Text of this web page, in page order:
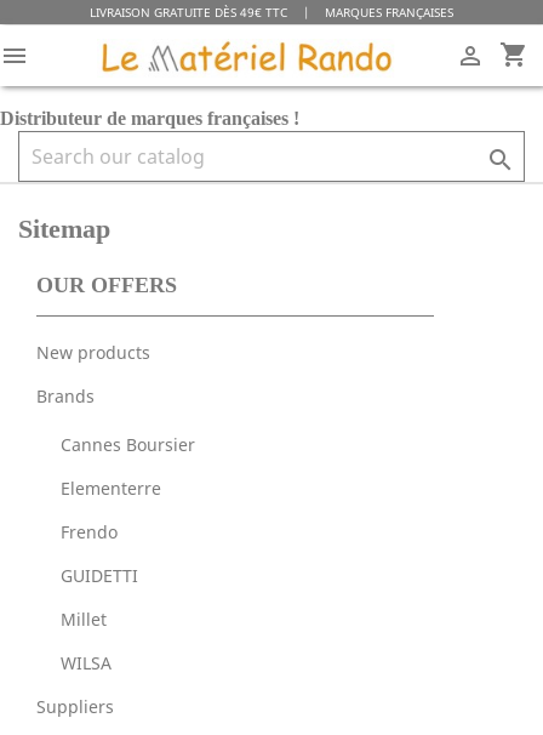
LIVRAISON GRATUITE DÈS 49€ TTC | MARQUES FRANÇAISES
 shopping_cart

Distributeur de marques françaises !

Sitemap
OUR OFFERS
New products
Brands
Cannes Boursier
Elementerre
Frendo
GUIDETTI
Millet
WILSA
Suppliers